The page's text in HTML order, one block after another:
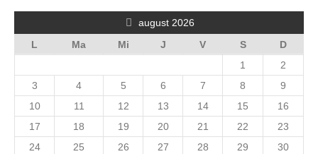
august 2026
L
Ma Mi J V S
D
1
2
3
4 5 6 7 8
9
10
11 12 13 14 15
16
17
18 19 20 21 22
23
24
25 26 27 28 29
30